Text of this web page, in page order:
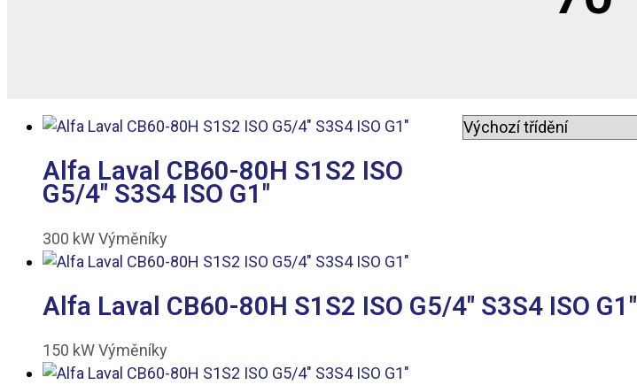
Alfa Laval CB60-80H S1S2 ISO
G5/4″ S3S4 ISO G1″
300 kWVýměníky
Alfa Laval CB60-80H S1S2 ISO G5/4″ S3S4 ISO G1″
150 kWVýměníky